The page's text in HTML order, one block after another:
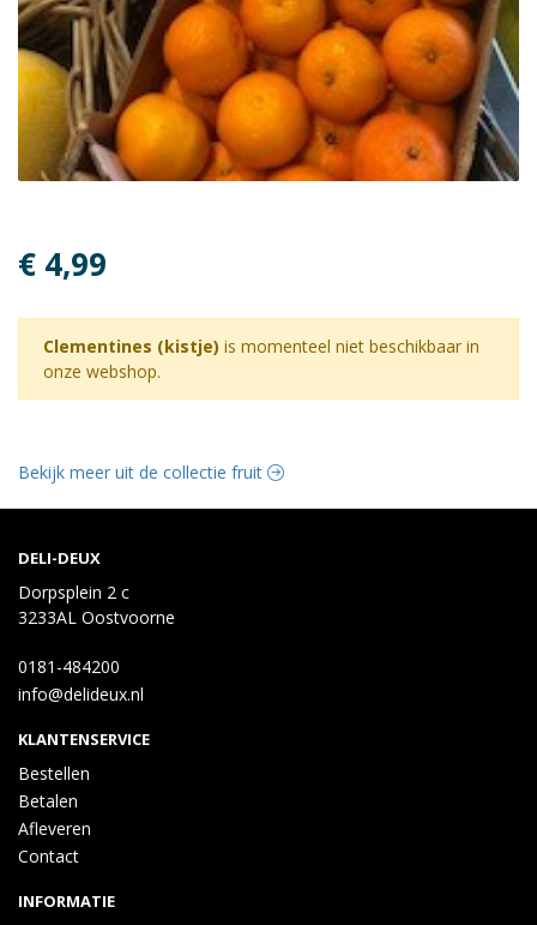
€ 4,99
Clementines (kistje) is momenteel niet beschikbaar in
onze webshop.
Bekijk meer uit de collectie fruit
DELI-DEUX
Dorpsplein 2 c
3233AL Oostvoorne
0181-484200
info@delideux.nl
KLANTENSERVICE
Bestellen
Betalen
Afleveren
Contact
INFORMATIE